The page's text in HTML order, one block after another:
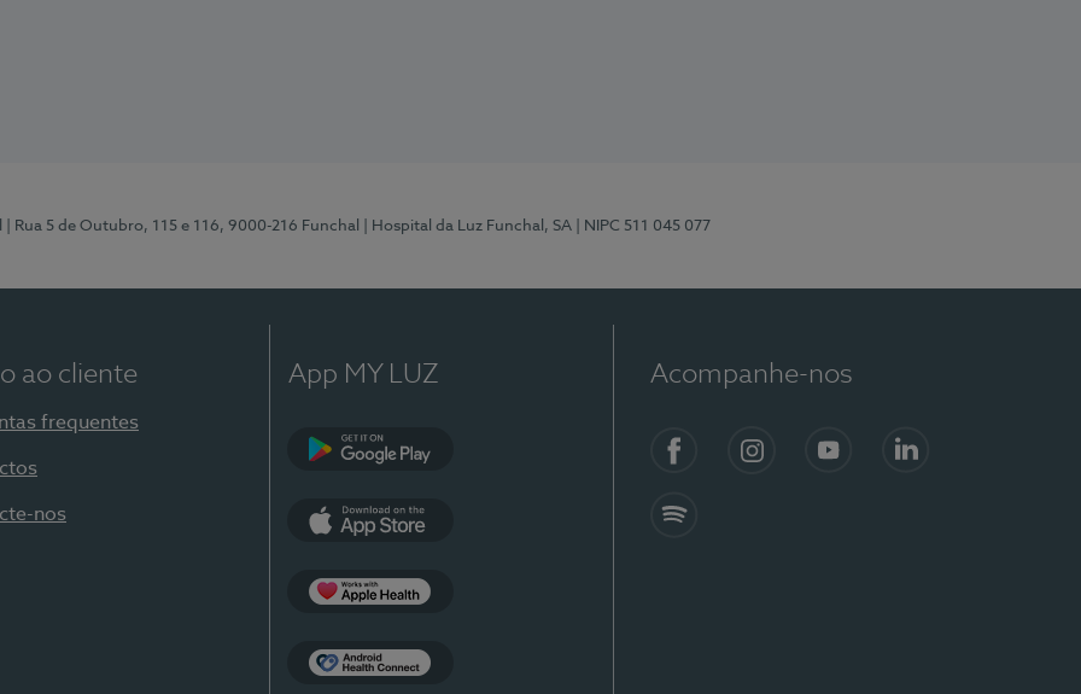
| Rua 5 de Outubro, 115 e 116, 9000-216 Funchal | Hospital da Luz Funchal, SA | NIPC 511 045 077
ao cliente
frequentes
nos
App MY LUZ Acompanhe-nos